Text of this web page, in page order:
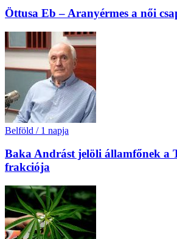
Öttusa Eb – Aranyérmes a női
Belföld / 1 napja
Baka Andrást jelöli államfőnek a
frakciója